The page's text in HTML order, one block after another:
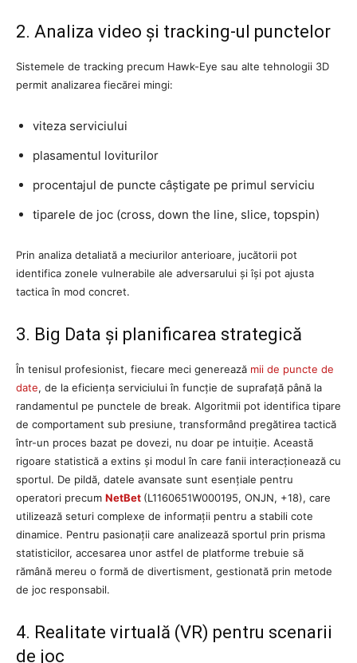
2. Analiza video și tracking-ul punctelor
Sistemele de tracking precum Hawk-Eye sau alte tehnologii 3D
permit analizarea fiecărei mingi:
viteza serviciului
plasamentul loviturilor
procentajul de puncte câștigate pe primul serviciu
tiparele de joc (cross, down the line, slice, topspin)
Prin analiza detaliată a meciurilor anterioare, jucătorii pot
identifica zonele vulnerabile ale adversarului și își pot ajusta
tactica în mod concret.
3. Big Data și planificarea strategică
În tenisul profesionist, fiecare meci generează mii de puncte de
date, de la eficiența serviciului în funcție de suprafață până la
randamentul pe punctele de break. Algoritmii pot identifica tipare
de comportament sub presiune, transformând pregătirea tactică
într-un proces bazat pe dovezi, nu doar pe intuiție. Această
rigoare statistică a extins și modul în care fanii interacționează cu
sportul. De pildă, datele avansate sunt esențiale pentru
operatori precum NetBet (L1160651W000195, ONJN, +18), care
utilizează seturi complexe de informații pentru a stabili cote
dinamice. Pentru pasionații care analizează sportul prin prisma
statisticilor, accesarea unor astfel de platforme trebuie să
rămână mereu o formă de divertisment, gestionată prin metode
de joc responsabil.
4. Realitate virtuală (VR) pentru scenarii
de joc